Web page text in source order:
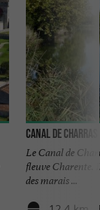
Canal de Charras
Le Canal de
fleuve Charente.
des marais ...